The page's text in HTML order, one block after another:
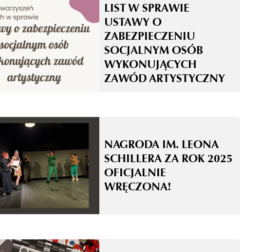
LIST W SPRAWIE
USTAWY O
ZABEZPIECZENIU
SOCJALNYM OSÓB
WYKONUJĄCYCH
ZAWÓD ARTYSTYCZNY
NAGRODA IM. LEONA
SCHILLERA ZA ROK 2025
OFICJALNIE
WRĘCZONA!